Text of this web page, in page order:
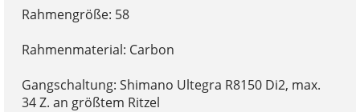
Rahmengröße: 58
Rahmenmaterial: Carbon
Gangschaltung: Shimano Ultegra R8150 Di2, max.
34 Z. an größtem Ritzel